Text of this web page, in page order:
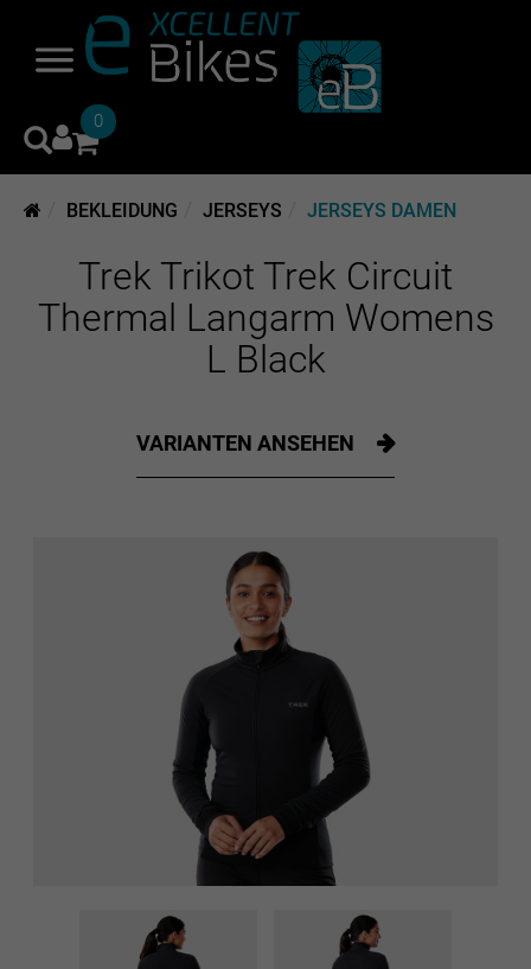
0
BEKLEIDUNG JERSEYS JERSEYS DAMEN
Trek Trikot Trek Circuit
Thermal Langarm Womens
L Black
VARIANTEN ANSEHEN